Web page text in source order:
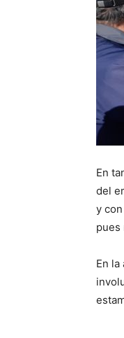
En
del
y
pues
En